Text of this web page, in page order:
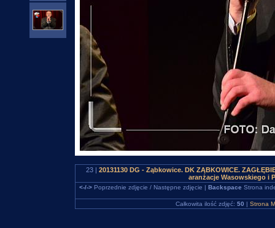
23 | 20131130 DG - Ząbkowice. DK ZĄBKOWICE.
aranżacje Wasowskiego i
<-/->Poprzednie zdjęcie / Następne zdjęcie | Backspace Strona
Całkowita ilość zdjęć: 50 | Strona